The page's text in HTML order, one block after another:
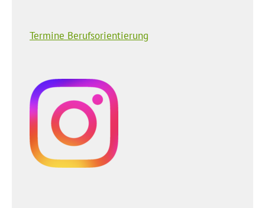
Termine Berufsorientierung